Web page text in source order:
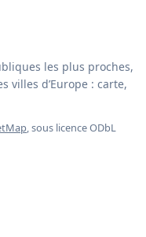
les plus proches,
villes d’Europe : carte,
, sous licence ODbL